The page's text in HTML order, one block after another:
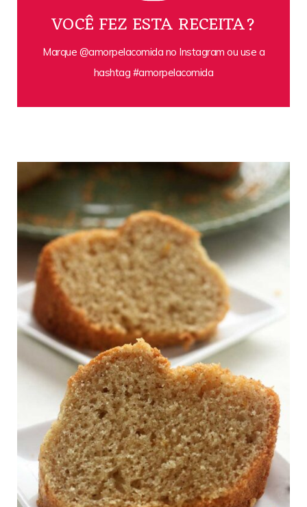
VOCÊ FEZ ESTA RECEITA?
Marque @amorpelacomida no Instagram ou use a
hashtag #amorpelacomida